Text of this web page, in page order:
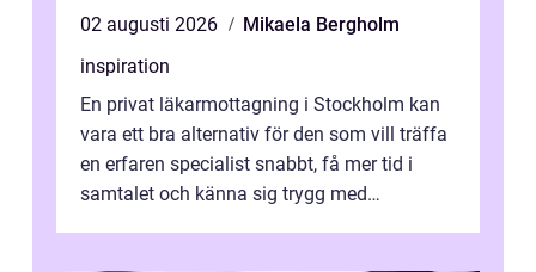
02 augusti 2026
Mikaela Bergholm
inspiration
En privat läkarmottagning i Stockholm kan
vara ett bra alternativ för den som vill träffa
en erfaren specialist snabbt, få mer tid i
samtalet och känna sig trygg med